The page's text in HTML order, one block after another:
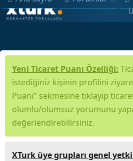
Yeni Ticaret Puanı Özelliği:
istediğiniz kişinin profilini
Puanı" sekmesine tıklayıp
olumlu/olumsuz yorumunu
değerlendirebilirsiniz.
XTurk üye grupları genel